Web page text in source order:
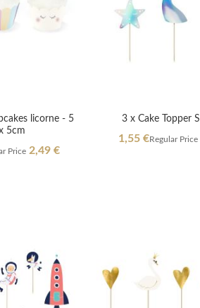
licorne - 5
5cm
Price 2,49 €
3 x Cake Topper
Special
Price
1,55 €Regular Price